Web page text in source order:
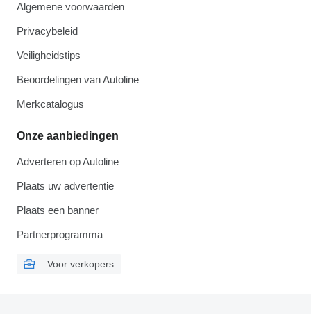
Algemene voorwaarden
Privacybeleid
Veiligheidstips
Beoordelingen van Autoline
Merkcatalogus
Onze aanbiedingen
Adverteren op Autoline
Plaats uw advertentie
Plaats een banner
Partnerprogramma
Voor verkopers